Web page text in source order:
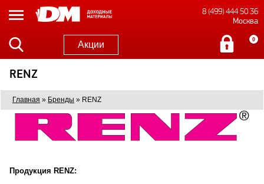
8 (499) 444 50 36
Москва
Акции 0
RENZ
Главная » Бренды » RENZ
Продукция RENZ: